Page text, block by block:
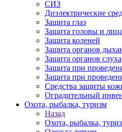
СИЗ
Диэлектрические
Защита глаз
Защита головы и лица
Защита коленей
Защита органов
Защита органов слуха
Защита при
Защита при
Средства защиты
Оградительный
Охота, рыбалка, туризм
Назад
Охота, рыбалка,